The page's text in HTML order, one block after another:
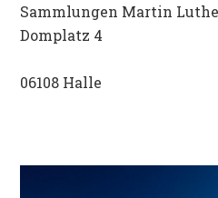
Sammlungen Martin
Domplatz 4
06108 Halle